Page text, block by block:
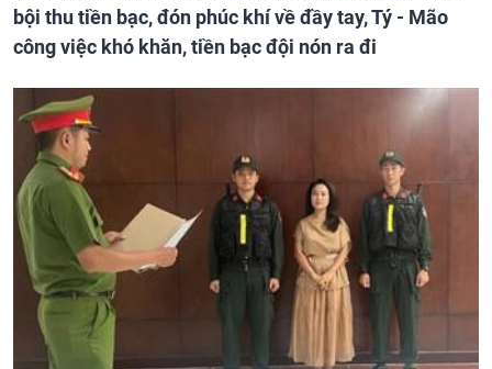
bội thu tiền bạc, đón phúc khí về đầy tay, Tý - Mão
công việc khó khăn, tiền bạc đội nón ra đi